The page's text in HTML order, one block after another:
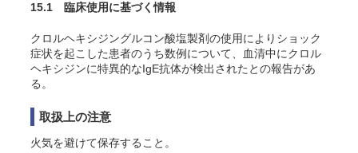
15.1 臨床使用に基づく情報
クロルヘキシジングルコン酸塩製剤の使用によりショック
症状を起こした患者のうち数例について、血清中にクロル
ヘキシジンに特異的なIgE抗体が検出されたとの報告があ
る 。
取扱上の注意
火気を避けて保存すること。